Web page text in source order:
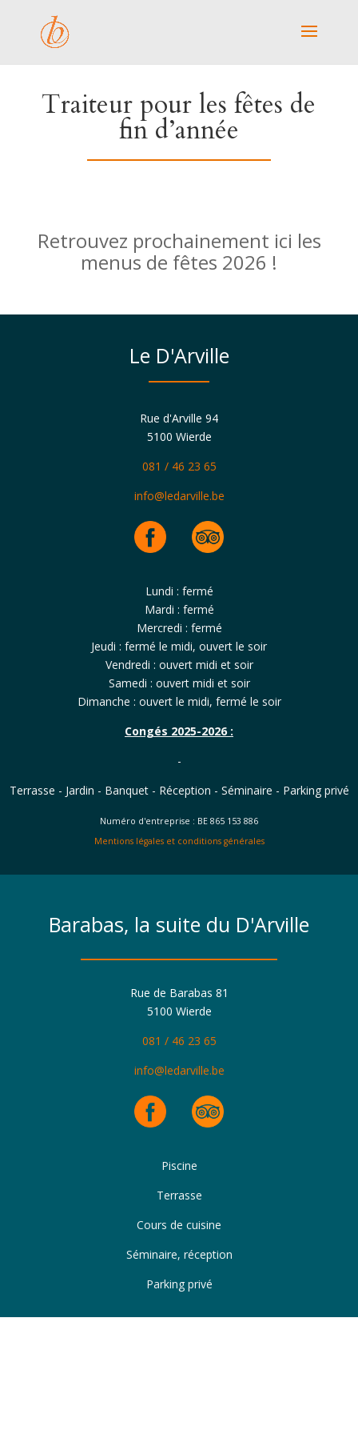
Traiteur pour les fêtes de
fin d’année
Retrouvez prochainement ici les
menus de fêtes 2026 !
Le D'Arville
Rue d'Arville 94
5100 Wierde
081 / 46 23 65
info@ledarville.be
Lundi : fermé
Mardi : fermé
Mercredi : fermé
Jeudi : fermé le midi, ouvert le soir
Vendredi : ouvert midi et soir
Samedi : ouvert midi et soir
Dimanche : ouvert le midi, fermé le soir
Congés 2025-2026 :
-
Terrasse - Jardin - Banquet - Réception - Séminaire - Parking privé
Numéro d'entreprise : BE 865 153 886
Mentions légales et conditions générales
Barabas, la suite du D'Arville
Rue de Barabas 81
5100 Wierde
081 / 46 23 65
info@ledarville.be
Piscine
Terrasse
Cours de cuisine
Séminaire, réception
Parking privé